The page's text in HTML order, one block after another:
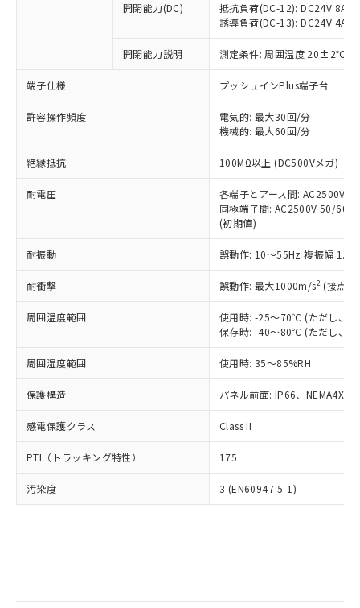
開閉能力(DC)
抵抗負荷(DC-12): DC24V 8A/
誘導負荷(DC-13): DC24V 4A/
開閉能力説明 測定条件: 周囲温度 20±2℃、
端子仕様 プッシュインPlus端子台
許容操作頻度
電気的: 最大30回/分
機械的: 最大60回/分
絶縁抵抗 100MΩ以上 (DC500Vメガ)
耐電圧
各端子とアース間: AC2500V
同極端子間: AC2500V 50/
(初期値)
耐振動 誤動作: 10～55Hz 複振幅
耐衝撃 誤動作: 最大1000m/s2 (接点
周囲温度範囲
使用時: -25～70℃ (ただし、氷
保存時: -40～80℃ (ただし、氷
周囲湿度範囲 使用時: 35～85%RH
保護構造 パネル前面: IP66、NEMA4X,
感電保護クラス Class II
PTI（トラッキング特性） 175
汚染度 3 (EN60947-5-1)
以下の条件をお読みいただき、同意のうえ
ご利用ください。
本サービスは、当社制御機器事業取扱
商品の当社在庫状況および標準価格
(税抜)を提供させていただくもので
当社制御機器事業取扱商品の中には、
本サービスの対象外となる商品もある
ことをご了承ください。
在庫状況および標準価格照会結果は、
記載している更新日時点での社内デー
タに基づき作成されるものであり、閲
覧された時点での実際の在庫および標
準価格とは異なる場合があることをご
正式な納期状況および標準価格はお客
様のお取引先、またはお客様担当のオ
ムロン制御機器販売店・当社販売員に
オムロン制御機器販売店や当社販売拠
販売ネットワーク
」をご確認
在庫状況および標準価格結果を当社の
事前の承諾なく第三者に漏洩または開
示しないようお願いします。
マイパーツ機能（部品リスト作成サー
ビス）をご利用いただくには、I-Web
品・サービスに関するお客様との取
対応予定なし：EU RoHS指令（10物質）の
非含有に非対応の商品で、対応品を出す予
調査・確認中：EU RoHS指令（10物質）の
非含有の対応状況を調査中または確認中の
商品です。
非該当品：ライセンス料など無形物で、有
害物質有無と関係のない商品です。
仕入先様の事情により、非含有部品として
いたものが、含有品と判明した場合などや
むを得ず変更することがあります。
鉛(Pb) 1000ppm以下、 水銀(Hg) 1000ppm以下、 カド
六価クロム(Cr(Ⅵ)) 1000ppm以下、ポリ臭化ビフェニル
類(PBB) 1000ppm以下、ポリ臭化ジフェニルエーテル類
ルベンジル（BBP） 1000ppm以下、フタル酸ジブチル
（DBP） 1000ppm以下、フタル酸ジイソブチル
但し、RoHS指令で産業用監視および制御機器に対する
適用除外項目は除く。
フタル酸エステル類の４物質については閾値を超える意
図的な使用がないことを確認しています。
部品在庫の切り替え状況などにより、予定
月が前後することがあります。
「○」：最大均質材料含有率が中国RoHSの
基準値以下であることを示します。
「×」：最大均質材料含有率が中国RoHSの
基準値を超えていることを示します。
「－」：未確認です。当社販売部門へお問
*中国RoHS10物質の基準値 (GB/T26572)：
Pb(鉛) :1000ppm、 Hg(水銀) : 1000ppm、 Cd(カドミウ
Cr(Ⅵ)(六価クロム) : 1000ppm、 PBBs(ポリ臭化ビフェ
ニル類) : 1000ppm、 PBDEs(ポリ臭化ジフェニルエーテ
ル類) : 1000ppm、
DBP(フタル酸ジブチル) : 1000ppm、 DIBP(フタル酸ジ
イソブチル) : 1000ppm、 BBP(フタル酸ブチルベンジ
DEHP(フタル酸ビス(2-エチルヘキシル)) : 1000ppm
「ｅ」：有害物質（10物質）のすべてが基
準値以下であることを示します。
「10」：通常の使用状況下において有害物
質が外部に漏えいし、環境に深刻な影響を
及ぼさない年数を意味します。
当社は、これら貴社製品のうち、外国
為替および外国貿易法に定める商品
（以下｢規制貨物等」という）を輸出
または国外への提供する場合は、日本
国政府の輸出許可(または役務取引許
可)を取得するなどの必要な手続きを
当社は規制貨物を破棄する場合は、完
全に破砕するなど、違法に輸出されな
いよう必要な手段を講じます。
当社は貴社製品を、核兵器、ミサイ
ル、化学兵器、生物兵器またはその他
武器並びにこれらの製造装置等に一切
当社は、貴社製品を第三者に販売する
場合は、上記1、2および3の内容を当
該第三者に通知します。また当社は、
販売先および販売に係わる関係者が違
法に輸出するおそれがある場合は、取
り引きをいたしません。
一定数以上の在庫あり
一定数には満たないが在庫あり
在庫なし(最新の在庫状況につ
いては、お客様のお取引先、ま
たはお客様担当のオムロン制御
機器販売店・当社販売員にご確
受注生産機種、また在庫状況の
情報を公開していない機種